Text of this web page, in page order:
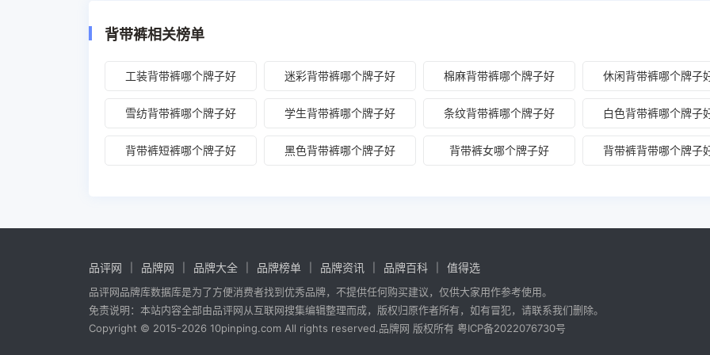
背带裤相关榜单
工装背带裤哪个牌子好 迷彩背带裤哪个牌子好 棉麻背带裤哪个牌子好 休闲背带裤哪个牌子
雪纺背带裤哪个牌子好 学生背带裤哪个牌子好 条纹背带裤哪个牌子好 白色背带裤哪个牌子
背带裤短裤哪个牌子好 黑色背带裤哪个牌子好 背带裤女哪个牌子好 背带裤背带哪个牌子
品评网 品牌网 品牌大全 品牌榜单 品牌资讯 品牌百科 值得选
品评网品牌库数据库是为了方便消费者找到优秀品牌，不提供任何购买建议，仅供大家用作参考使用。
免责说明：本站内容全部由品评网从互联网搜集编辑整理而成，版权归原作者所有，如有冒犯，请联系我们删除。
Copyright © 2015-2026 10pinping.com All rights reserved.品牌网 版权所有 粤ICP备2022076730号